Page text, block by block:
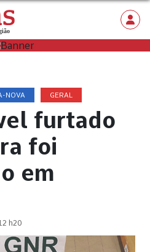
NOVA GERAL
furtado
foi
em
h20